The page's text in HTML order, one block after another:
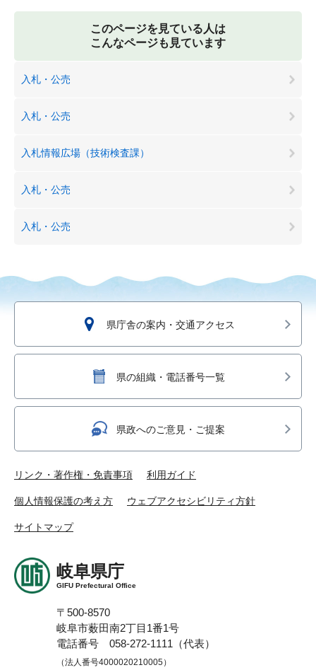
このページを見ている人は
こんなページも見ています
入札・公売
入札・公売
入札情報広場（技術検査課）
入札・公売
入札・公売
県庁舎の案内・交通アクセス
県の組織・電話番号一覧
県政へのご意見・ご提案
リンク・著作権・免責事項 利用ガイド
個人情報保護の考え方 ウェブアクセシビリティ方針
サイトマップ
岐阜県庁
GIFU Prefectural Office
〒500-8570
岐阜市薮田南2丁目1番1号
電話番号 058-272-1111（代表）
（法人番号4000020210005）